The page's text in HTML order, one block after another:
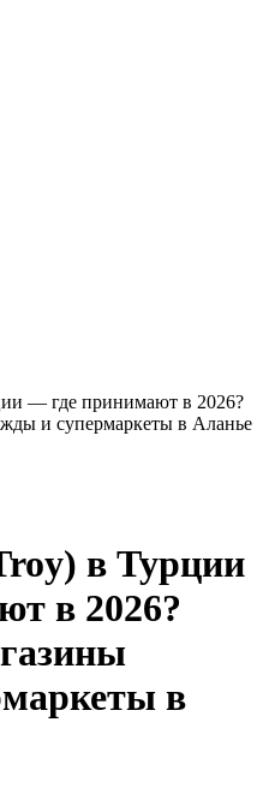
— где принимают в 2026?
и супермаркеты в Аланье
в Турции
в 2026?
в